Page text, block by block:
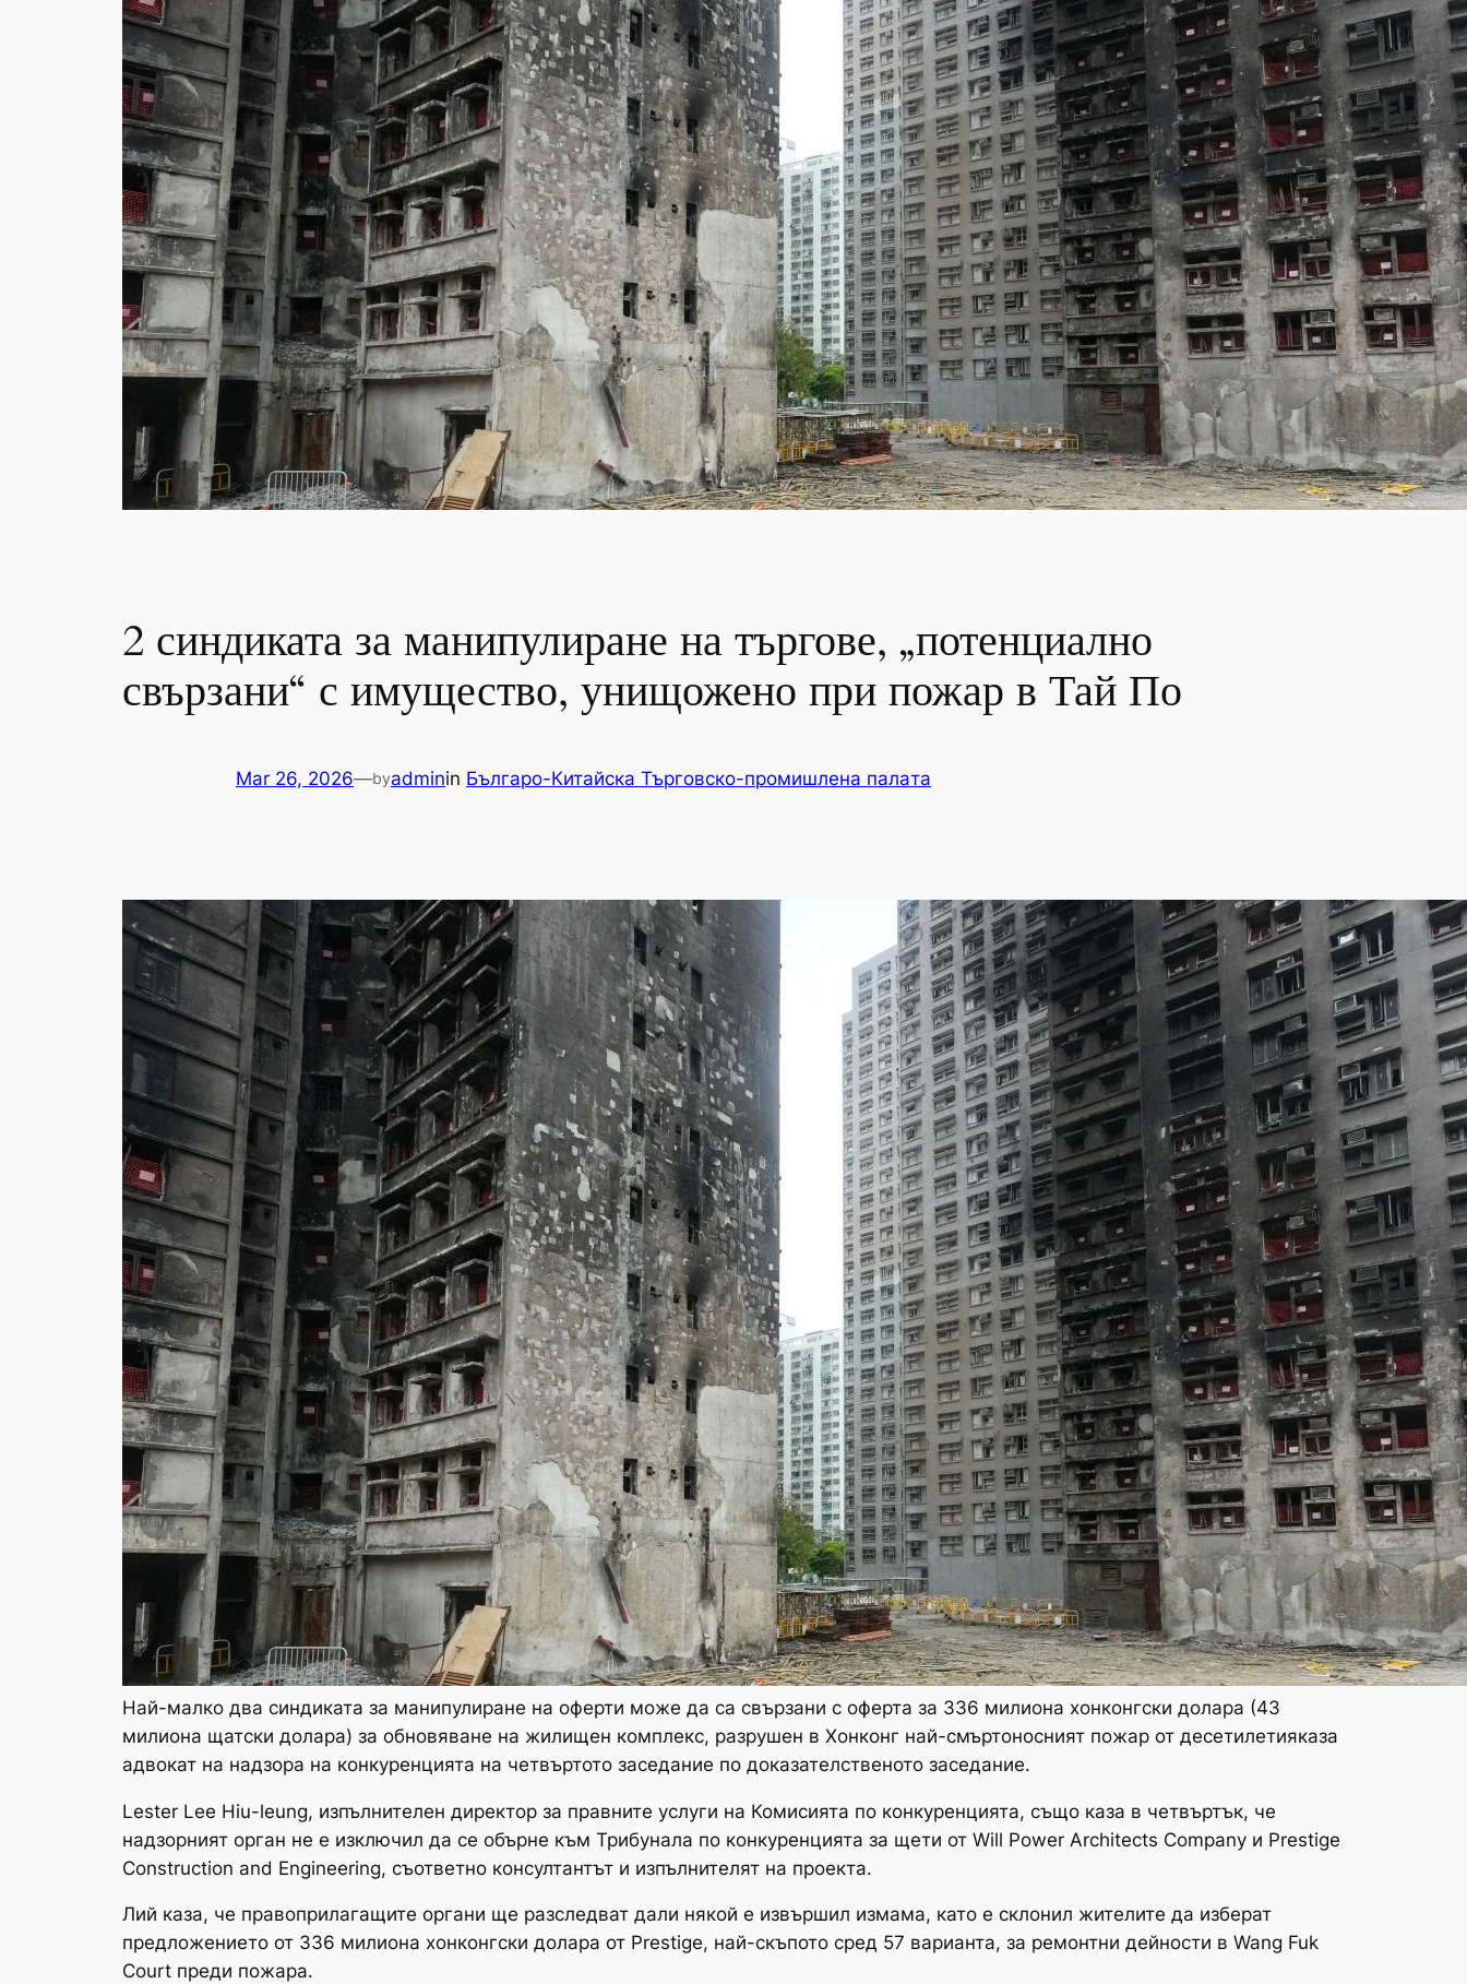
2 синдиката за манипулиране на търгове, „потенциално
свързани“ с имущество, унищожено при пожар в Тай По
Mar 26, 2026—byadminin Българо-Китайска Търговско-промишлена палaта
Най-малко два синдиката за манипулиране на оферти може да са свързани с оферта за 336 милиона хонконгски долара (43
милиона щатски долара) за обновяване на жилищен комплекс, разрушен в Хонконг най-смъртоносният пожар от десетилетияказа
адвокат на надзора на конкуренцията на четвъртото заседание по доказателственото заседание.
Lester Lee Hiu-leung, изпълнителен директор за правните услуги на Комисията по конкуренцията, също каза в четвъртък, че
надзорният орган не е изключил да се обърне към Трибунала по конкуренцията за щети от Will Power Architects Company и Prestige
Construction and Engineering, съответно консултантът и изпълнителят на проекта.
Лий каза, че правоприлагащите органи ще разследват дали някой е извършил измама, като е склонил жителите да изберат
предложението от 336 милиона хонконгски долара от Prestige, най-скъпото сред 57 варианта, за ремонтни дейности в Wang Fuk
Court преди пожара.